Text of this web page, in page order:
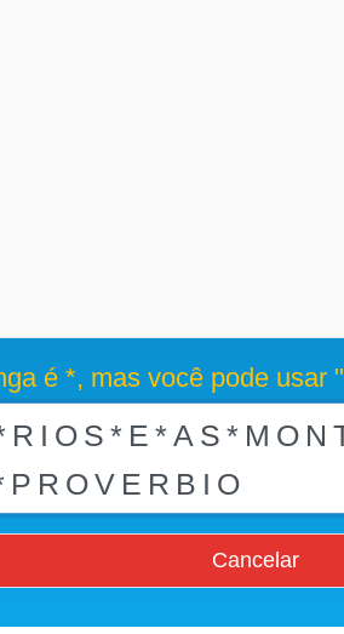
é *, mas você pode usar
Cancelar